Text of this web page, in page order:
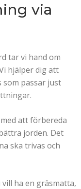
via
tar vi hand om
hjälper dig att
passar just
att förbereda
jorden. Det
ska trivas och
ha en gräsmatta,